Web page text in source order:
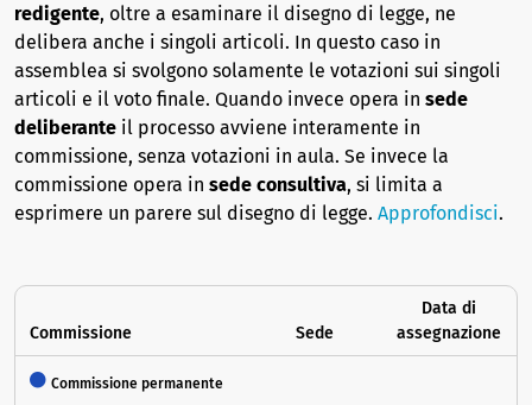
redigente, oltre a esaminare il disegno di legge, ne
delibera anche i singoli articoli. In questo caso in
assemblea si svolgono solamente le votazioni sui singoli
articoli e il voto finale. Quando invece opera in sede
deliberante il processo avviene interamente in
commissione, senza votazioni in aula. Se invece la
commissione opera in sede consultiva, si limita a
esprimere un parere sul disegno di legge. Approfondisci.
Commissione Sede
Data di
assegnazione
Commissione permanente